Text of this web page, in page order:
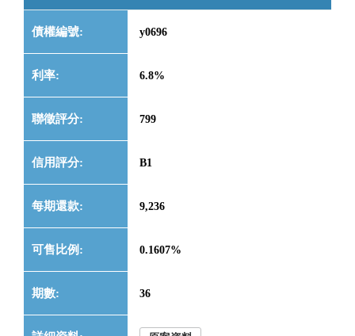
y0696
6.8%
799
B1
9,236
0.1607%
36